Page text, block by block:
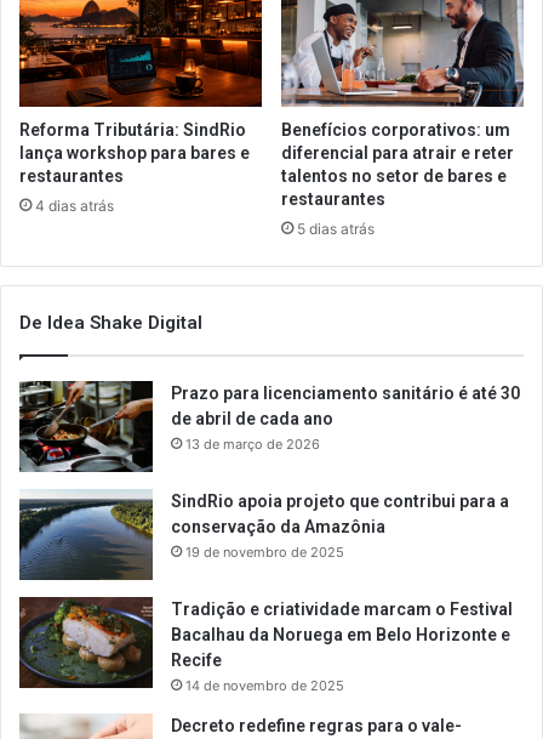
Reforma Tributária: SindRio
lança workshop para bares e
restaurantes
4 dias atrás
Benefícios corporativos: um
diferencial para atrair e reter
talentos no setor de bares e
restaurantes
5 dias atrás
De Idea Shake Digital
Prazo para licenciamento sanitário é até 30
de abril de cada ano
13 de março de 2026
SindRio apoia projeto que contribui para a
conservação da Amazônia
19 de novembro de 2025
Tradição e criatividade marcam o Festival
Bacalhau da Noruega em Belo Horizonte e
Recife
14 de novembro de 2025
Decreto redefine regras para o vale-